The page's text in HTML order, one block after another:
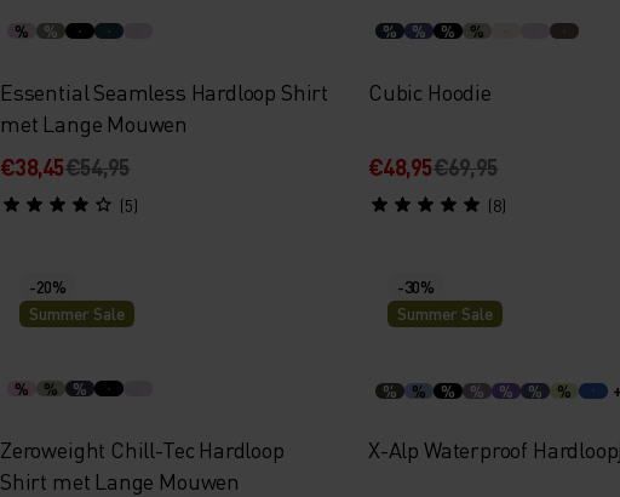
% %
Essential Seamless Hardloop Shirt
met Lange Mouwen
€38,45€54,95
(5)
% % % %
Cubic Hoodie
€48,95€69,95
(8)
-20%
Summer Sale
% % %
Zeroweight Chill-Tec Hardloop
Shirt met Lange Mouwen
-30%
Summer Sale
% % % % % % %
X-Alp Waterproof